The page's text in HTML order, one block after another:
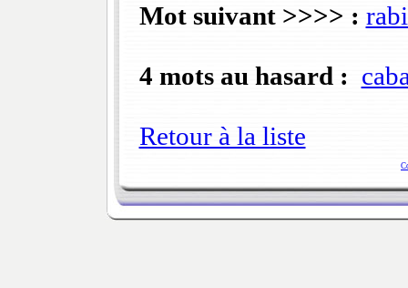
Mot suivant >>>> :
4 mots au hasard :
Retour à la liste